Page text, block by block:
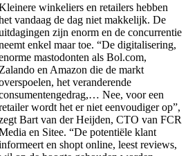
winkeliers en retailers hebben
vandaag de dag niet makkelijk. De
zijn enorm en de concurrentie
enkel maar toe. “De digitalisering,
mastodonten als Bol.com,
Zalando en Amazon die de markt
het veranderende
Nee, voor een
wordt het er niet eenvoudiger op”,
Bart van der Heijden, CTO van FCR
en Sitee. “De potentiële klant
en shopt online, leest reviews,